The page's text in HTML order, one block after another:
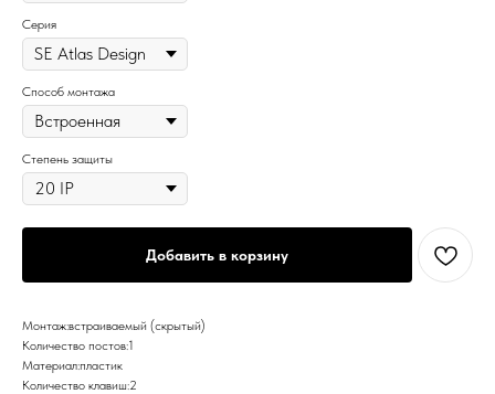
Серия
Способ монтажа
Степень защиты
Добавить в корзину
Монтаж:встраиваемый (скрытый)
Количество постов:1
Материал:пластик
Количество клавиш:2